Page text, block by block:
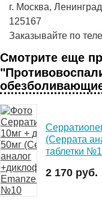
г. Москва,
125167
Заказывайте по
Смотрите еще
(Серрата
таблетки
2 170 руб.